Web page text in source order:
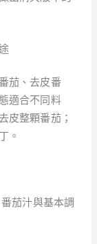
茄、去皮番
適合不同料
皮整顆番茄；
。
茄汁與基本調